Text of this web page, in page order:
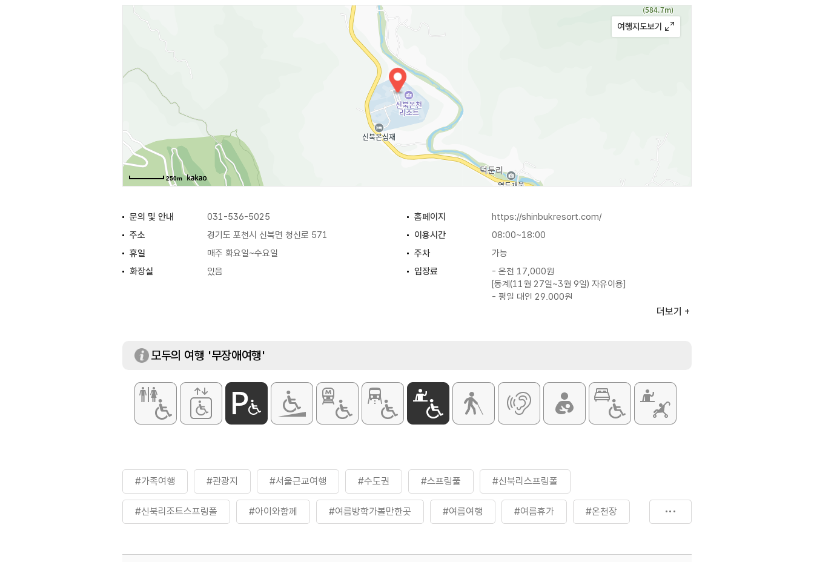
250m
문의 및 안내 031-536-5025 홈페이지
https://shinbukresort.com/
주소
경기도 포천시 신북면 청신로 571 이용시간
08:00~18:00
휴일
매주 화요일~수요일 주차
가능
화장실
있음 입장료
- 온천 17,000원
[동계(11월 27일~3월 9일) 자유이용]
- 평일 대인 29,000원
※ 시즌 별로 이용요금 상이하므로 자세한 사항은
홈페이지 참조
더보기
모두의 여행 '무장애여행'
#가족여행 #관광지 #서울근교여행 #수도권 #스프링풀 #신북리스프링폴
#신북리조트스프링폴 #아이와함께 #여름방학가볼만한곳 #여름여행 #여름휴가 #온천장